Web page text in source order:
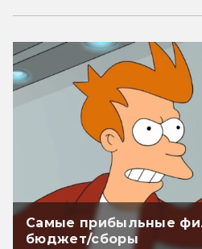
Самые прибыльные
бюджет/сборы